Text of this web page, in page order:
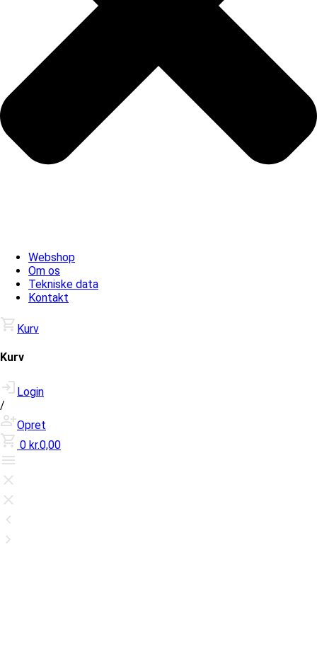
Webshop
Om os
Tekniske data
Kontakt
Kurv
Kurv
Login
/
Opret
0 kr.0,00